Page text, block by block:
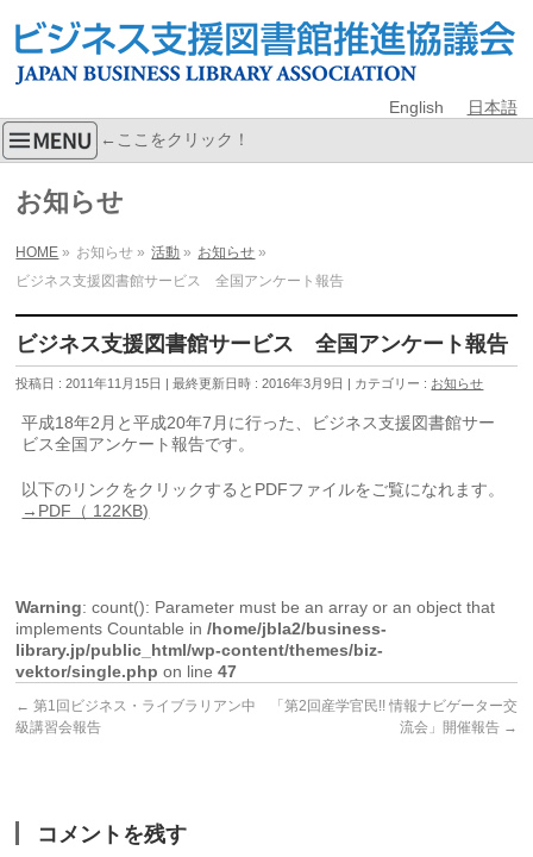
English 日本語
←ここをクリック！
お知らせ
HOME » お知らせ » 活動 » お知らせ »
ビジネス支援図書館サービス 全国アンケート報告
ビジネス支援図書館サービス 全国アンケート報告
投稿日 : 2011年11月15日 最終更新日時 : 2016年3月9日 カテゴリー : お知らせ
平成18年2月と平成20年7月に行った、ビジネス支援図書館サー
ビス全国アンケート報告です。
以下のリンクをクリックするとPDFファイルをご覧になれます。
→PDF（ 122KB)
Warning: count(): Parameter must be an array or an object that
implements Countable in/home/jbla2/business-
library.jp/public_html/wp-content/themes/biz-
vektor/single.php on line47
← 第1回ビジネス・ライブラリアン中
級講習会報告
「第2回産学官民!! 情報ナビゲーター交
流会」開催報告 →
コメントを残す